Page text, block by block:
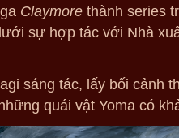
Claymore thành series
sự hợp tác với Nhà
sáng tác, lấy bối cảnh
quái vật Yoma có